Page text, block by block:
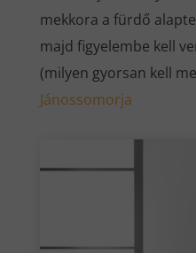
mekkora a fürdő
majd figyelembe kell
(milyen gyorsan kell
Jánossomorja